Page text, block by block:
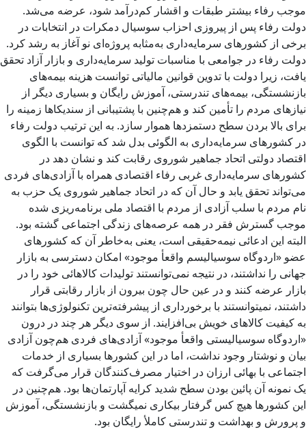
موجب رفاء بیشتر طبقات و اقشار کم‌درآمد شود، عرضه می‌شد.
دولت رفاء پس از پیروزی احزاب سوسیال دمکرات در انتخابات در
برخی از کشورهای سرمایه‌داری به‌مثابه پروژه‌ای نو آغاز به رشد کرد.
دولت رفاء در جوامعی با مناسبات تولید سرمایه‌داری و بازار آزاد تحقق
یافت، زیرا دولت با تدوین قوانین مالیاتی توانست هزینه بیمه‌های
بازنشستگی، بیمه‌های تندرستی، آموزش رایگان و بسیاری دیگر از
نیازهای مردم را تأمین کند و هم‌چنین با پشتیبانی از سندیکاها زمینه را
برای بالا بردن سطح دستمزدها هموار سازد. به این ترتیب دولت رفاء
در کشورهای سرمایه‌داری به الگوئی بدل شد که توانست با الگوی
اقتصاد دولتی اتحاد جماهیر شوروی رقابت کند و نشان دهد در
کشورهای سرمایه‌داری غربی رفاء اقتصادی همراه با آزادی‌های فردی
می‌تواند تحقق یابد و حال آن که در اتحاد جماهیر شوروی یک حزب به
نام مردم با سلب آزادی از مردم با اقتصاد ملی برنامه‌ریزی شده
موجب گسترش فقر در همه عرصه‌های زندگی اجتماعی گشته بود.
البته این ادعائی نیمه‌حقیقی است، یعنی به‌خاطر آن که کشورهای
عضو «اردوگاه سوسیالیسم واقعأ موجود» امکان دسترسی به بازار
جهانی را نداشتند، در نتیجه نمی‌توانستند تولیدات کالاهائی خود را در
بازار عرضه کنند و در عین حال چون بیرون از بازار رقابتی قرار
داشتند، نمیتوانستند با برخورداری از پیشرفته‌ترین تکنولوژی‌ها بتوانند
به کیفیت کالاهای خویش بی‌افزایند. از سوی دیگر هر چند در درون
«اردوگاه سوسیالیستی واقعأ موجود» آزادی‌های فردی هم‌چون آزادی
بیان و نوشتار وجود نداشت، اما در این کشورها بسیاری از خدمات
اجتماعی با بهائی ارزان در اختیار مصرف‌کنندگان قرار می‌گرفت که
یک نمونه آن پائین بودن سطح شدید کرایه آپارتمان‌ها بود. هم‌چنین در
این کشورها هیچ کس گرفتار بیکاری نمیگشت و بازنشستگی، آموزش
و پرورش و بهداشت و تندرستی کاملأ رایگان بود.